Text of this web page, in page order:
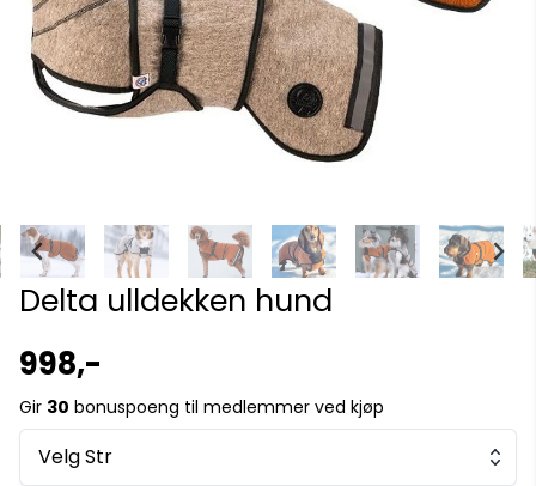
Delta ulldekken hund
998,-
Gir 30 bonuspoeng til medlemmer ved kjøp
Velg Str